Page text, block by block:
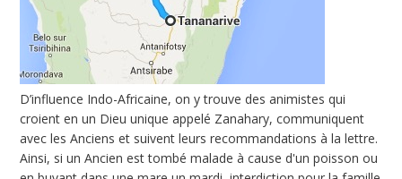
D’influence Indo-Africaine, on y trouve des animistes qui
croient en un Dieu unique appelé Zanahary, communiquent
avec les Anciens et suivent leurs recommandations à la lettre.
Ainsi, si un Ancien est tombé malade à cause d'un poisson ou